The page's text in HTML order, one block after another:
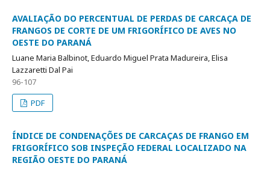
AVALIAÇÃO DO PERCENTUAL DE PERDAS DE CARCAÇA DE
FRANGOS DE CORTE DE UM FRIGORÍFICO DE AVES NO
OESTE DO PARANÁ
Luane Maria Balbinot, Eduardo Miguel Prata Madureira, Elisa
Lazzaretti Dal Pai
96-107
PDF
ÍNDICE DE CONDENAÇÕES DE CARCAÇAS DE FRANGO EM
FRIGORÍFICO SOB INSPEÇÃO FEDERAL LOCALIZADO NA
REGIÃO OESTE DO PARANÁ